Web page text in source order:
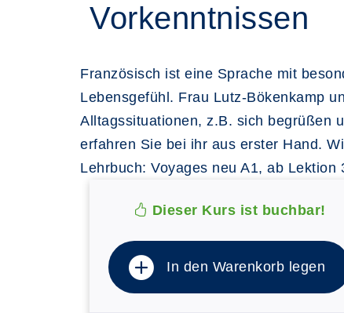
Vorkenntnissen
Französisch ist eine Sprache mit
Lebensgefühl. Frau Lutz-Bökenkamp
Alltagssituationen, z.B. sich begrüßen
erfahren Sie bei ihr aus erster Hand.
Lehrbuch: Voyages neu A1, ab
Dieser Kurs ist buchbar!
In den Warenkorb legen